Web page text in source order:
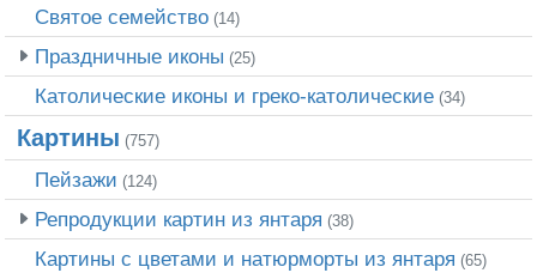
Святое семейство (14)
Праздничные иконы (25)
Католические иконы и греко-католические (34)
Картины (757)
Пейзажи (124)
Репродукции картин из янтаря (38)
Картины с цветами и натюрморты из янтаря (65)